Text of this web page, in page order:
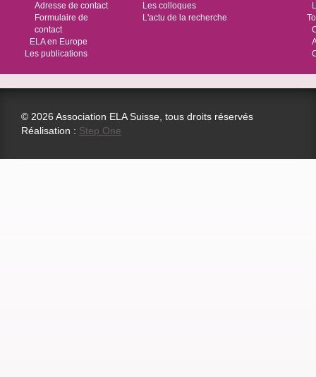
Adresse de contact
Formulaire de
contact
ELA en Europe
Les publications
Les colloques
L'actu de la recherche
© 2026 Association ELA Suisse, tous droits réservés
Réalisation : Step One